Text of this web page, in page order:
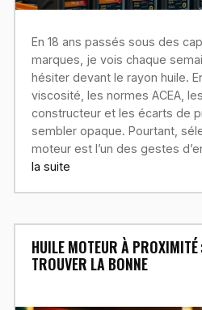
En 18 ans passés sous des
marques, je vois chaque
hésiter devant le rayon huile.
viscosité, les normes ACEA,
constructeur et les écarts de
sembler opaque. Pourtant,
moteur est l’un des gestes
la suite
HUILE MOTEUR À
TROUVER LA BONNE